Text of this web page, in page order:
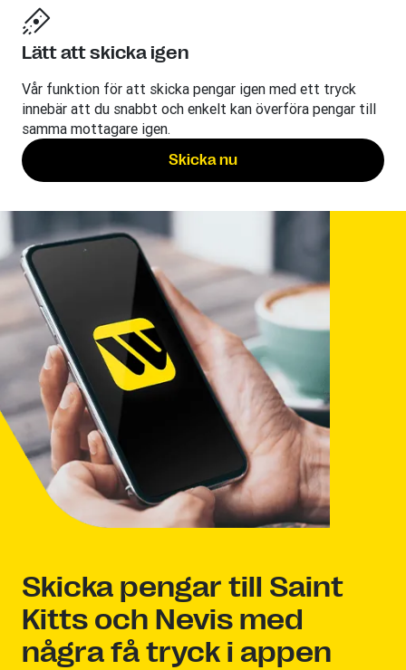
Lätt att skicka igen
Vår funktion för att skicka pengar igen med ett tryck
innebär att du snabbt och enkelt kan överföra pengar till
samma mottagare igen.
Skicka nu
Skicka pengar till Saint
Kitts och Nevis med
några få tryck i appen